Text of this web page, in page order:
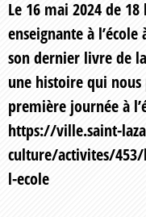
Le 16 mai 2024 de
enseignante à
son dernier livre de
une histoire qui
première journée à
https://ville.saint-
culture/activites/
l-ecole